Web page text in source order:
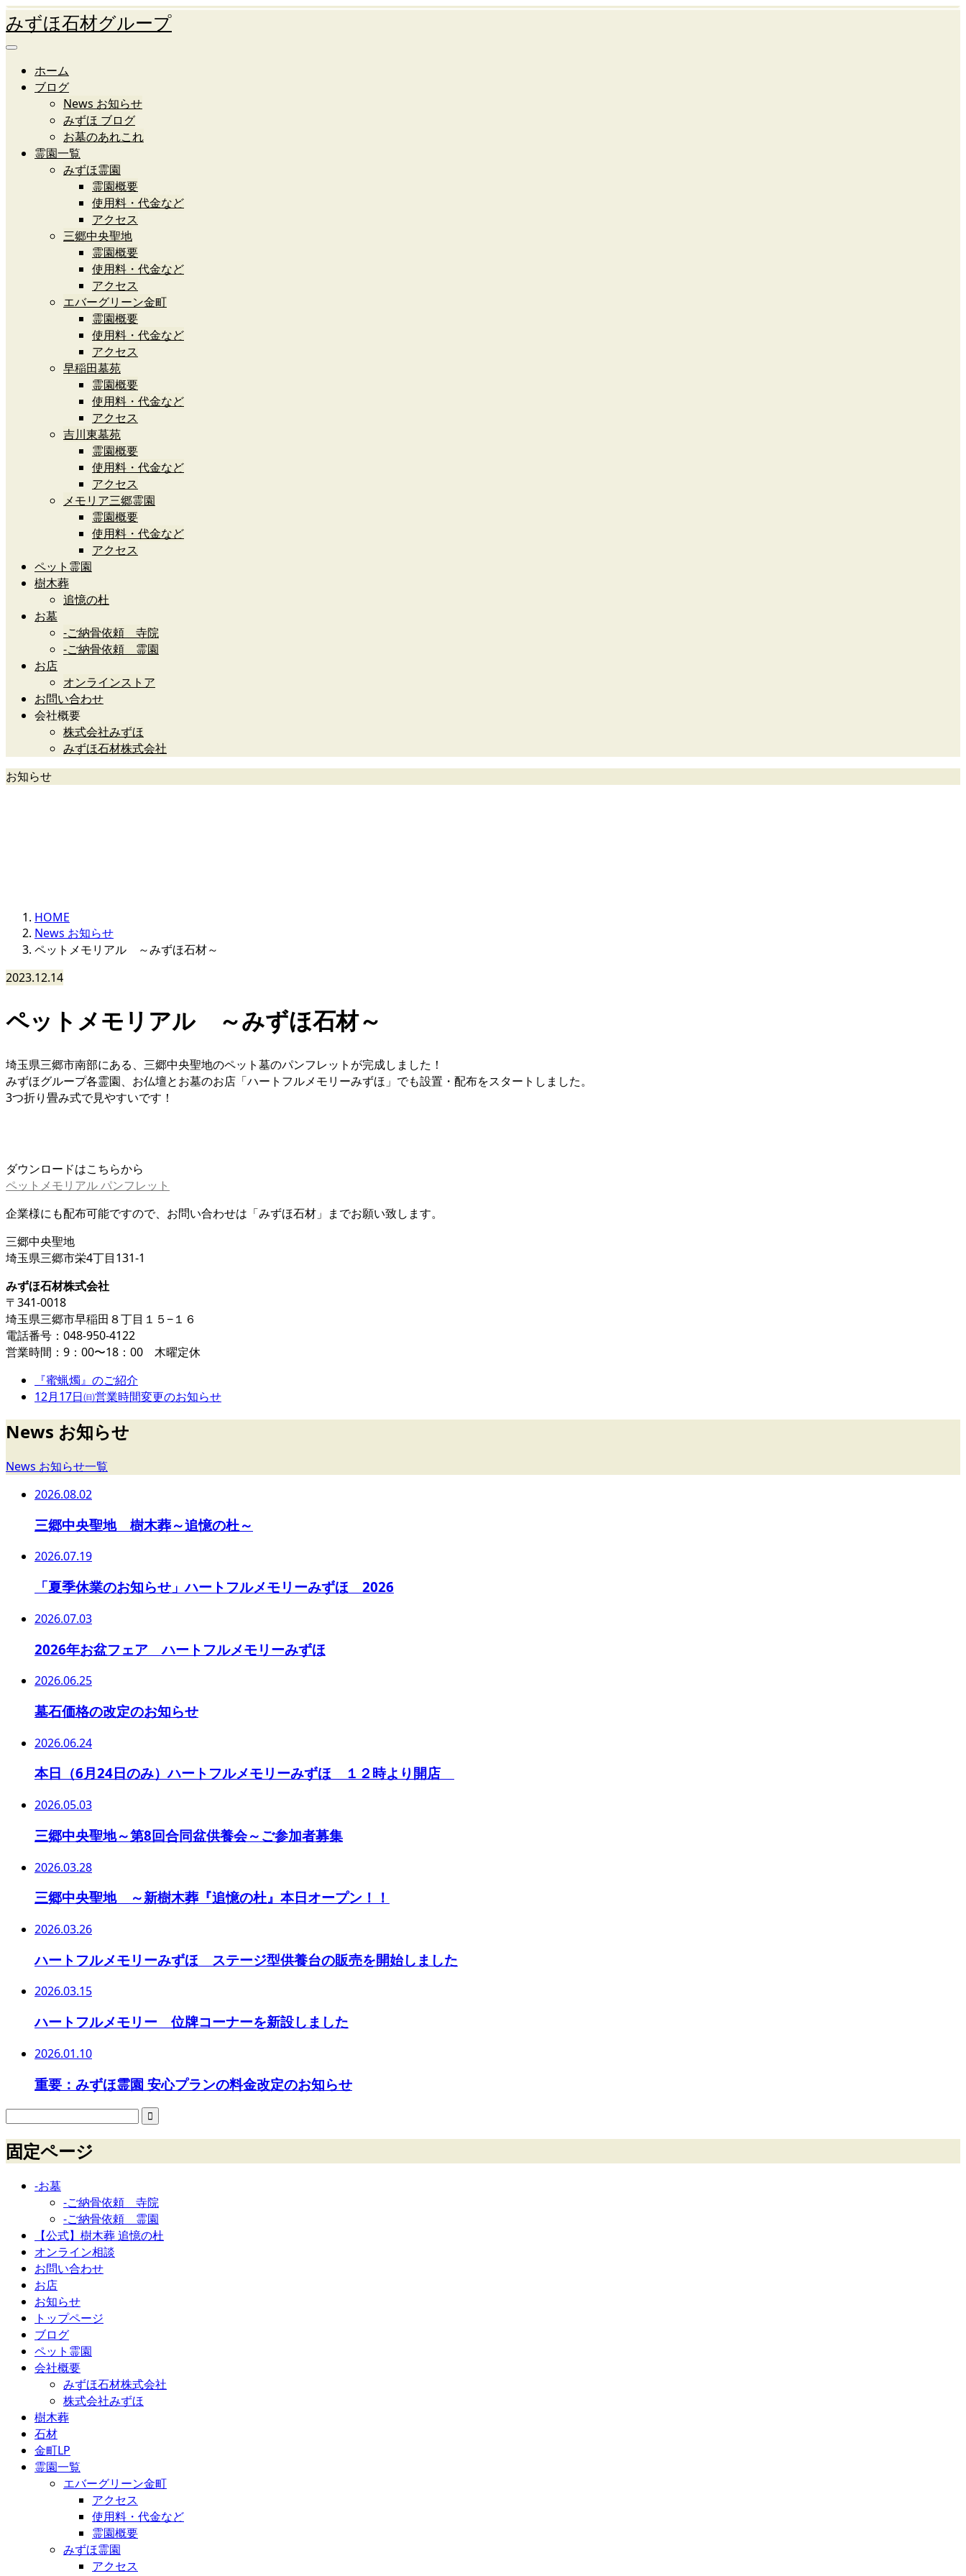
みずほ石材グループ
ホーム
ブログ
News お知らせ
みずほ ブログ
お墓のあれこれ
霊園一覧
みずほ霊園
霊園概要
使用料・代金など
アクセス
三郷中央聖地
霊園概要
使用料・代金など
アクセス
エバーグリーン金町
霊園概要
使用料・代金など
アクセス
早稲田墓苑
霊園概要
使用料・代金など
アクセス
吉川東墓苑
霊園概要
使用料・代金など
アクセス
メモリア三郷霊園
霊園概要
使用料・代金など
アクセス
ペット霊園
樹木葬
追憶の杜
お墓
-ご納骨依頼 寺院
-ご納骨依頼 霊園
お店
オンラインストア
お問い合わせ
会社概要
株式会社みずほ
みずほ石材株式会社
お知らせ
HOME
News お知らせ
ペットメモリアル ～みずほ石材～
2023.12.14
ペットメモリアル ～みずほ石材～
埼玉県三郷市南部にある、三郷中央聖地のペット墓のパンフレットが完成しました！
みずほグループ各霊園、お仏壇とお墓のお店「ハートフルメモリーみずほ」でも設置・配布をスタートしました。
3つ折り畳み式で見やすいです！
ダウンロードはこちらから
ペットメモリアル パンフレット
企業様にも配布可能ですので、お問い合わせは「みずほ石材」までお願い致します。
三郷中央聖地
埼玉県三郷市栄4丁目131-1
みずほ石材株式会社
〒341-0018
埼玉県三郷市早稲田８丁目１５−１６
電話番号：048-950-4122
営業時間：9：00〜18：00 木曜定休
『蜜蝋燭』のご紹介
12月17日㈰営業時間変更のお知らせ
News お知らせ
News お知らせ一覧
2026.08.02
三郷中央聖地 樹木葬～追憶の杜～
2026.07.19
「夏季休業のお知らせ」ハートフルメモリーみずほ 2026
2026.07.03
2026年お盆フェア ハートフルメモリーみずほ
2026.06.25
墓石価格の改定のお知らせ
2026.06.24
本日（6月24日のみ）ハートフルメモリーみずほ １２時より開店
2026.05.03
三郷中央聖地～第8回合同盆供養会～ご参加者募集
2026.03.28
三郷中央聖地 ～新樹木葬『追憶の杜』本日オープン！！
2026.03.26
ハートフルメモリーみずほ ステージ型供養台の販売を開始しました
2026.03.15
ハートフルメモリー 位牌コーナーを新設しました
2026.01.10
重要：みずほ霊園 安心プランの料金改定のお知らせ
固定ページ
-お墓
-ご納骨依頼 寺院
-ご納骨依頼 霊園
【公式】樹木葬 追憶の杜
オンライン相談
お問い合わせ
お店
お知らせ
トップページ
ブログ
ペット霊園
会社概要
みずほ石材株式会社
株式会社みずほ
樹木葬
石材
金町LP
霊園一覧
エバーグリーン金町
アクセス
使用料・代金など
霊園概要
みずほ霊園
アクセス